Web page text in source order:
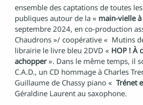
ensemble des captations de toutes
publiques autour de la « main-vielle
septembre 2024, en co-production
Chaudrons »/ coopérative « Mutins
librairie le livre bleu 2DVD « HOP ! À
achopper». Dans le même temps, il
C.A.D., un CD hommage à Charles
Guillaume de Chassy piano « Trénet
Géraldine Laurent au saxophone.